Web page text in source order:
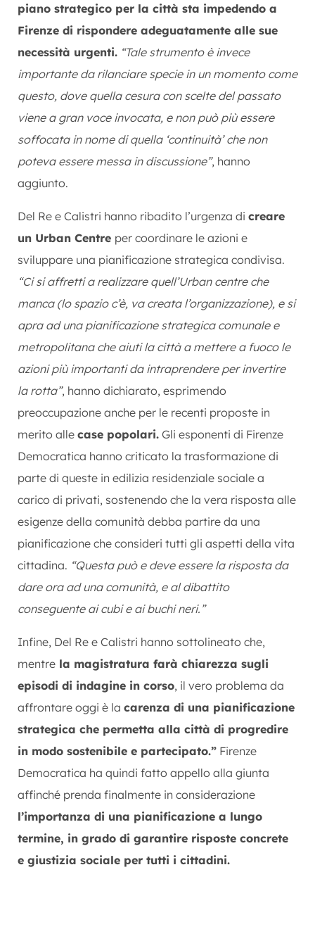
piano strategico per la città sta impedendo a
Firenze di rispondere adeguatamente alle sue
necessità urgenti. “Tale strumento è invece
importante da rilanciare specie in un momento come
questo, dove quella cesura con scelte del passato
viene a gran voce invocata, e non può più essere
soffocata in nome di quella ‘continuità’ che non
poteva essere messa in discussione”, hanno
aggiunto.
Del Re e Calistri hanno ribadito l’urgenza di creare
un Urban Centre per coordinare le azioni e
sviluppare una pianificazione strategica condivisa.
“Ci si affretti a realizzare quell’Urban centre che
manca (lo spazio c’è, va creata l’organizzazione), e si
apra ad una pianificazione strategica comunale e
metropolitana che aiuti la città a mettere a fuoco le
azioni più importanti da intraprendere per invertire
la rotta”, hanno dichiarato, esprimendo
preoccupazione anche per le recenti proposte in
merito alle case popolari. Gli esponenti di Firenze
Democratica hanno criticato la trasformazione di
parte di queste in edilizia residenziale sociale a
carico di privati, sostenendo che la vera risposta alle
esigenze della comunità debba partire da una
pianificazione che consideri tutti gli aspetti della vita
cittadina. “Questa può e deve essere la risposta da
dare ora ad una comunità, e al dibattito
conseguente ai cubi e ai buchi neri.”
Infine, Del Re e Calistri hanno sottolineato che,
mentre la magistratura farà chiarezza sugli
episodi di indagine in corso, il vero problema da
affrontare oggi è la carenza di una pianificazione
strategica che permetta alla città di progredire
in modo sostenibile e partecipato.” Firenze
Democratica ha quindi fatto appello alla giunta
affinché prenda finalmente in considerazione
l’importanza di una pianificazione a lungo
termine, in grado di garantire risposte concrete
e giustizia sociale per tutti i cittadini.